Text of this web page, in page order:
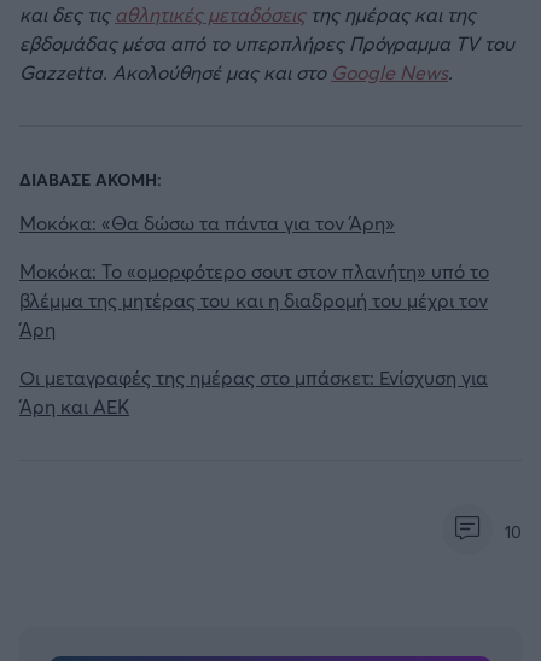
και δες τιςαθλητικές μεταδόσειςτης ημέρας και της
εβδομάδας μέσα από το υπερπλήρες Πρόγραμμα TV του
Gazzetta. Ακολούθησέ μας και στο Google News.
ΔΙΑΒΑΣΕ ΑΚΟΜΗ:
Μοκόκα: «Θα δώσω τα πάντα για τον Άρη»
Μοκόκα: Το «ομορφότερο σουτ στον πλανήτη» υπό το
βλέμμα της μητέρας του και η διαδρομή του μέχρι τον
Άρη
Οι μεταγραφές της ημέρας στο μπάσκετ: Ενίσχυση για
Άρη και ΑΕΚ
10